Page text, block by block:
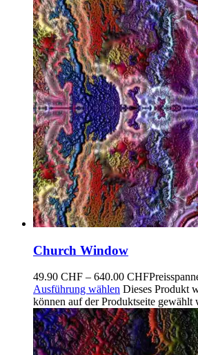
Church Window
49.90 CHF – 640.00 CHF
Ausführung wählen Dieses Produkt
können auf der Produktseite gewählt